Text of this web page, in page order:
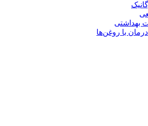
بهداشتی
با روغن‌ها